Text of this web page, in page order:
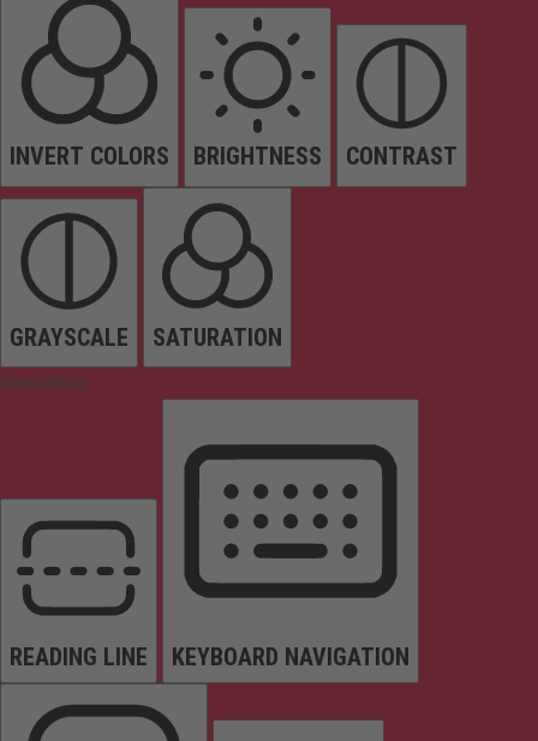
INVERT COLORS BRIGHTNESS CONTRAST
GRAYSCALE SATURATION
Orientation
READING LINE KEYBOARD NAVIGATION